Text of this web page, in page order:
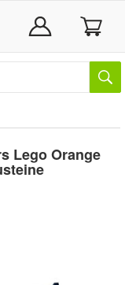
Lego Orange